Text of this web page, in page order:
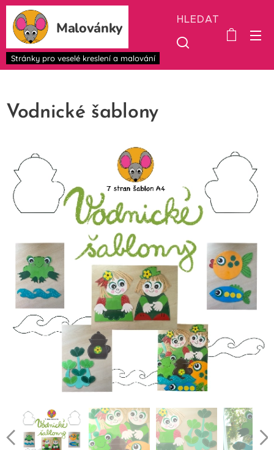
Malovánky
Stránky pro veselé kreslení a malování
HLEDAT
Vodnické šablony